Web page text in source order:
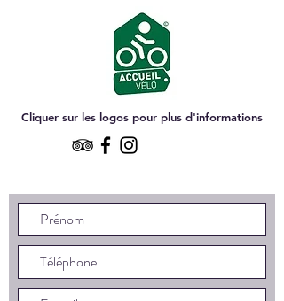
Cliquer sur les logos pour plus d'informations